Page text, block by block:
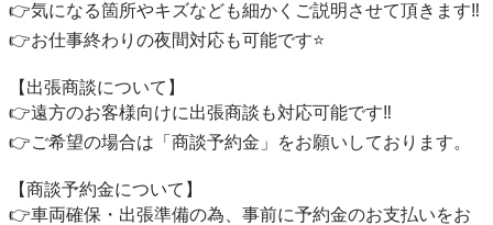
👉気になる箇所やキズなども細かくご説明させて頂きます‼️
👉お仕事終わりの夜間対応も可能です⭐️
【出張商談について】
👉遠方のお客様向けに出張商談も対応可能です‼️
👉ご希望の場合は「商談予約金」をお願いしております。
【商談予約金について】
👉車両確保・出張準備の為、事前に予約金のお支払いをお